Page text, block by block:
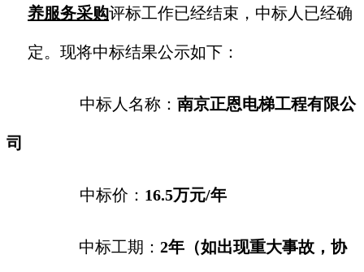
养服务采购评标工作已经结束，中标人已经确
定。现将中标结果公示如下：
中标人名称： 南京正恩电梯工程有限公
司
中标价： 16.5万元/年
中标工期： 2年（如出现重大事故，协